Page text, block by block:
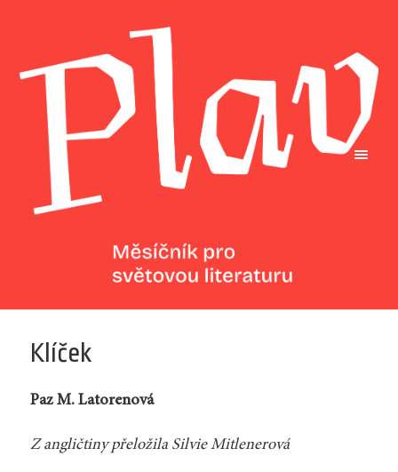
Klíček
Paz M. Latorenová
Z angličtiny přeložila Silvie Mitlenerová